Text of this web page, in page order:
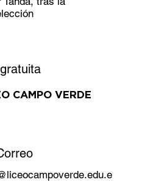
CAMPO VERDE